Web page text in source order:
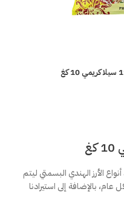
الأرز الهندي البسمتي ليتم
بالإضافة إلى استيرادنا